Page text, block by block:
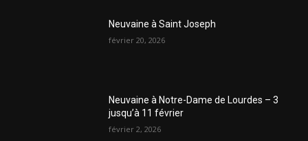
Neuvaine à Saint Joseph
février 20, 2026
Neuvaine à Notre-Dame de Lourdes – 3
jusqu’à 11 février
février 2, 2026